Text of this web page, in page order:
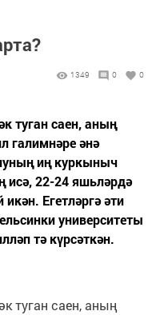
1349 0 0
туган саен, аның
галимнәре әнә
иң куркыныч
исә, 22-24 яшьләрдә
Егетләргә әти
университеты
тә күрсәткән.
туган саен, аның